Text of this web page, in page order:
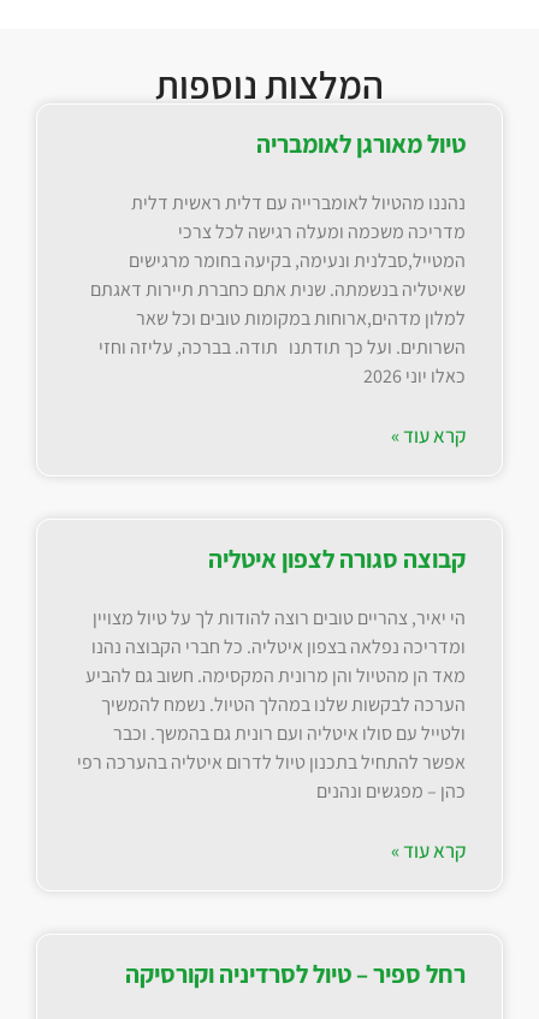
המלצות נוספות
טיול מאורגן לאומבריה
נהננו מהטיול לאומברייה עם דלית ראשית דלית
מדריכה משכמה ומעלה רגישה לכל צרכי
המטייל,סבלנית ונעימה, בקיעה בחומר מרגישים
שאיטליה בנשמתה. שנית אתם כחברת תיירות דאגתם
למלון מדהים,ארוחות במקומות טובים וכל שאר
השרותים. ועל כך תודתנו תודה. בברכה, עליזה וחזי
כאלו יוני 2026
קרא עוד »
קבוצה סגורה לצפון איטליה
הי יאיר, צהריים טובים רוצה להודות לך על טיול מצויין
ומדריכה נפלאה בצפון איטליה. כל חברי הקבוצה נהנו
מאד הן מהטיול והן מרונית המקסימה. חשוב גם להביע
הערכה לבקשות שלנו במהלך הטיול. נשמח להמשיך
ולטייל עם סולו איטליה ועם רונית גם בהמשך. וכבר
אפשר להתחיל בתכנון טיול לדרום איטליה בהערכה רפי
כהן – מפגשים ונהנים
קרא עוד »
רחל ספיר – טיול לסרדיניה וקורסיקה